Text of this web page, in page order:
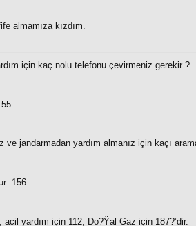
almamıza kızdım.
için kaç nolu telefonu çevirmeniz gerekir ?
ve jandarmadan yardım almanız için kaçı
156
yardım için 112, Do?Ÿal Gaz için 187?’dir.